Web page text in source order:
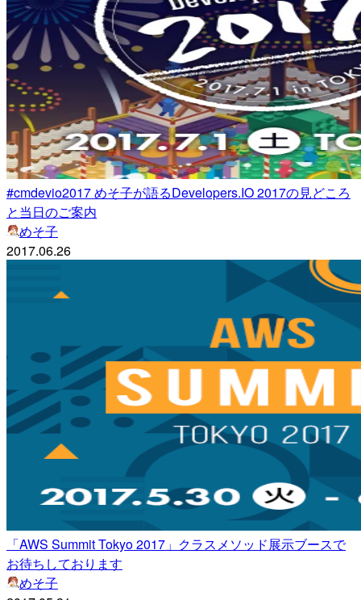
#cmdevio2017 めそ子が語るDevelopers.IO 2017の見どころ
と当日のご案内
めそ子
2017.06.26
「AWS Summit Tokyo 2017」クラスメソッド展示ブースで
お待ちしております
めそ子